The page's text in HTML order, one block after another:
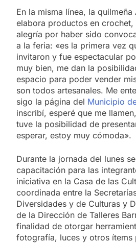
En la misma línea, la
elabora productos en crochet,
alegría por haber sido
a la feria: «es la primera vez
invitaron y fue espectacular
muy bien, me dan la
espacio para poder vender
son todos artesanales. Me
sigo la página del Municipio
inscribí, esperé que me
tuve la posibilidad de
esperar, estoy muy cómoda».
Durante la jornada del lunes
capacitación para las
iniciativa en la Casa de las
coordinada entre la
Diversidades y de Culturas y
de la Dirección de Talleres
finalidad de otorgar
fotografía, luces y otros ítems